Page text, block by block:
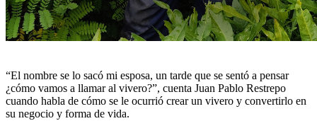
“El nombre se lo sacó mi esposa, un tarde que se sentó a pensar
¿cómo vamos a llamar al vivero?”, cuenta Juan Pablo Restrepo
cuando habla de cómo se le ocurrió crear un vivero y convertirlo en
su negocio y forma de vida.